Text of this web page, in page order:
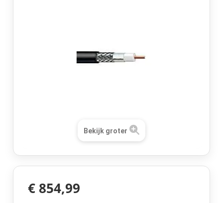
Bekijk groter
€ 854,99